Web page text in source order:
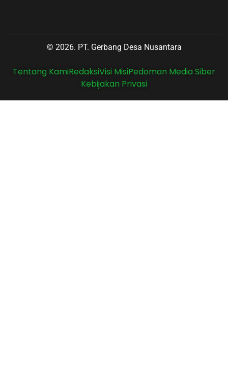
© 2026. PT. Gerbang Desa Nusantara
Tentang KamiRedaksiVisi MisiPedoman Media Siber
Kebijakan Privasi